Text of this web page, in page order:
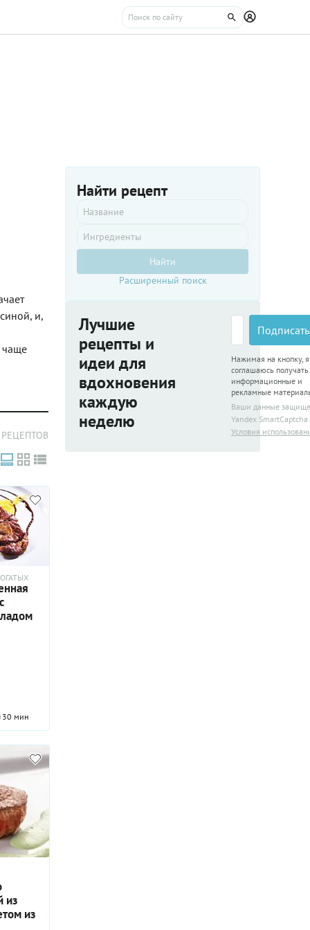
и,
чаще
30 мин
из
из
Найти рецепт
Найти
Расширенный поиск
Лучшие
рецепты и
идеи для
вдохновения
каждую
неделю
Нажимая на кнопку, я
соглашаюсь получать
информационные и
рекламные
Ваши данные
Yandex SmartCaptcha
Условия